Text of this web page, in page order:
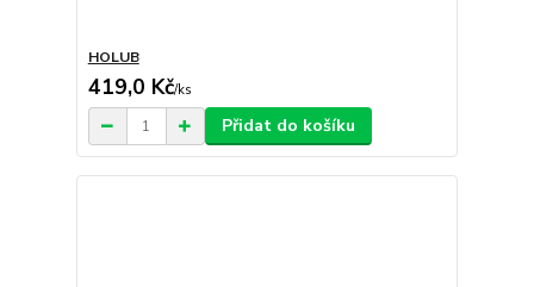
HOLUB
419,0 Kč/ks
Přidat do košíku